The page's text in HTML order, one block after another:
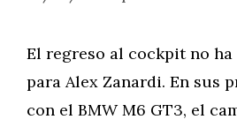
El regreso al cockpit no
para Alex Zanardi. En sus
con el BMW M6 GT3, el